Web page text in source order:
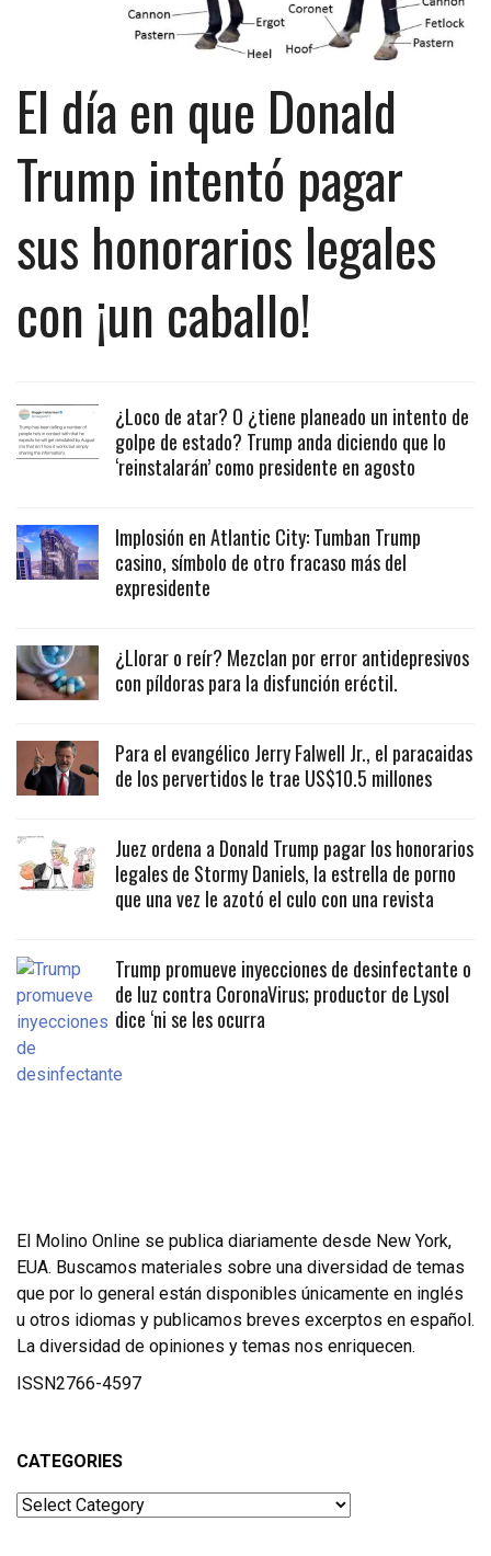
El día en que Donald
Trump intentó pagar
sus honorarios legales
con ¡un caballo!
¿Loco de atar? O ¿tiene planeado un intento de
golpe de estado? Trump anda diciendo que lo
‘reinstalarán’ como presidente en agosto
Implosión en Atlantic City: Tumban Trump
casino, símbolo de otro fracaso más del
expresidente
¿Llorar o reír? Mezclan por error antidepresivos
con píldoras para la disfunción eréctil.
Para el evangélico Jerry Falwell Jr., el paracaidas
de los pervertidos le trae US$10.5 millones
Juez ordena a Donald Trump pagar los honorarios
legales de Stormy Daniels, la estrella de porno
que una vez le azotó el culo con una revista
Trump promueve inyecciones de desinfectante o
de luz contra CoronaVirus; productor de Lysol
dice ‘ni se les ocurra
El Molino Online se publica diariamente desde New York,
EUA. Buscamos materiales sobre una diversidad de temas
que por lo general están disponibles únicamente en inglés
u otros idiomas y publicamos breves excerptos en español.
La diversidad de opiniones y temas nos enriquecen.
ISSN2766-4597
CATEGORIES
Categories